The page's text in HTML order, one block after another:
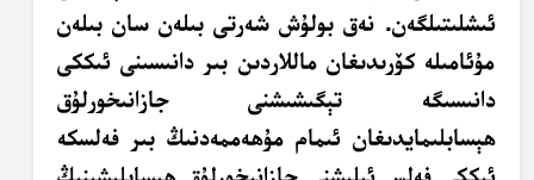
ئىشلىتىلگەن. نەق بولۇش شەرتى بىلەن سان بىلەن
مۇئامىلە كۆرىدىغان ماللاردىن بىر دانىسىنى ئىككى
دانىسىگە تېگىشىشنى جازانىخورلۇق
ھېسابلىمايدىغان ئىمام مۇھەممەدنىڭ بىر فەلسكە